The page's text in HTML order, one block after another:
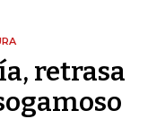
retrasa